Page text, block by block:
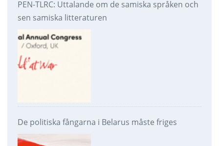
PEN-TLRC: Uttalande om de samiska språken och
sen samiska litteraturen
De politiska fångarna i Belarus måste friges